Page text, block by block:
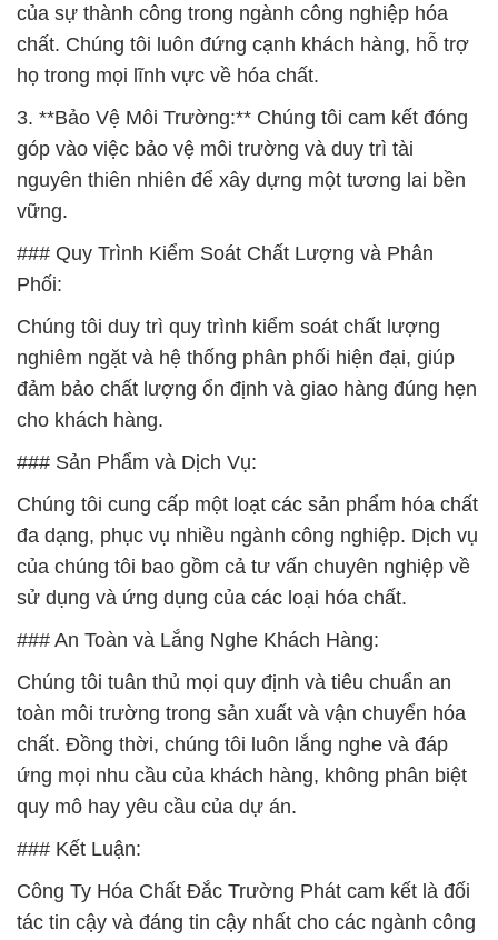
góp vào việc bảo vệ môi trường và duy trì tài
nguyên thiên nhiên để xây dựng một tương lai bền
vững.
### Quy Trình Kiểm Soát Chất Lượng và Phân
Phối:
Chúng tôi duy trì quy trình kiểm soát chất lượng
nghiêm ngặt và hệ thống phân phối hiện đại, giúp
đảm bảo chất lượng ổn định và giao hàng đúng hẹn
cho khách hàng.
### Sản Phẩm và Dịch Vụ:
Chúng tôi cung cấp một loạt các sản phẩm hóa chất
đa dạng, phục vụ nhiều ngành công nghiệp. Dịch vụ
của chúng tôi bao gồm cả tư vấn chuyên nghiệp về
sử dụng và ứng dụng của các loại hóa chất.
### An Toàn và Lắng Nghe Khách Hàng:
Chúng tôi tuân thủ mọi quy định và tiêu chuẩn an
toàn môi trường trong sản xuất và vận chuyển hóa
chất. Đồng thời, chúng tôi luôn lắng nghe và đáp
ứng mọi nhu cầu của khách hàng, không phân biệt
quy mô hay yêu cầu của dự án.
### Kết Luận:
Công Ty Hóa Chất Đắc Trường Phát cam kết là đối
tác tin cậy và đáng tin cậy nhất cho các ngành công
nghiệp. Chúng tôi hy vọng được hợp tác cùng quý
khách hàng để mang lại giải pháp hóa chất hiệu quả
và bền vững.
***Đắc Trường Phát – Đối Tác Tin Cậy Cho Các